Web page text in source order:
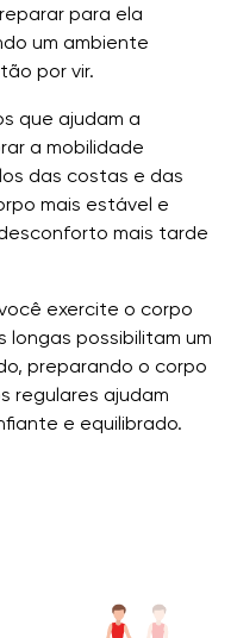
para ela
um ambiente
por vir.
que ajudam a
a mobilidade
das costas e das
mais estável e
mais tarde
exercite o corpo
longas possibilitam um
preparando o corpo
regulares ajudam
e equilibrado.